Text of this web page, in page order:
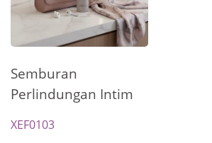
Semburan
Perlindungan Intim
XEF0103